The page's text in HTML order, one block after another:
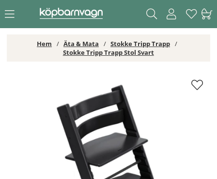
Hem Äta & Mata
Stokke Tripp Trapp
Stokke Tripp Trapp Stol Svart